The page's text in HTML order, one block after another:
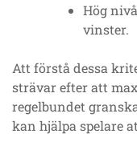
Hög
vinster.
Att förstå dessa
strävar efter att
regelbundet
kan hjälpa spelare